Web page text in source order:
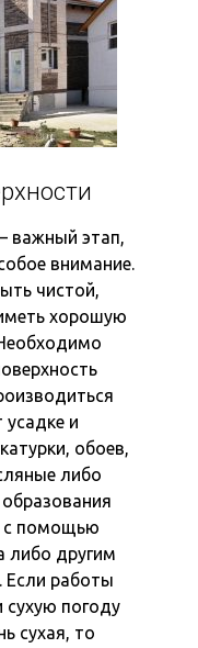
важный этап,
внимание.
чистой,
хорошую
и
обоев,
либо
с помощью
либо другим
Если работы
сухую погоду
сухая, то